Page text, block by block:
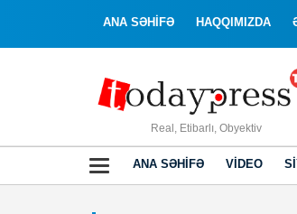
ANA SƏHİFƏ HAQQIMIZDA
Real, Etibarlı, Obyektiv
ANA SƏHIFƏ VIDEO